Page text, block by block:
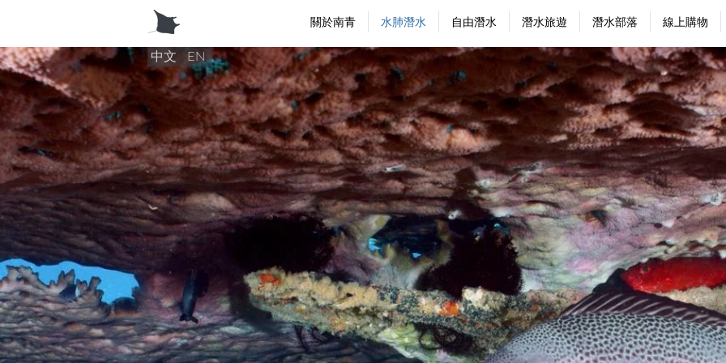
關於南青 水肺潛水 自由潛水 潛水旅遊 潛水部落 線上購物
EN
中文